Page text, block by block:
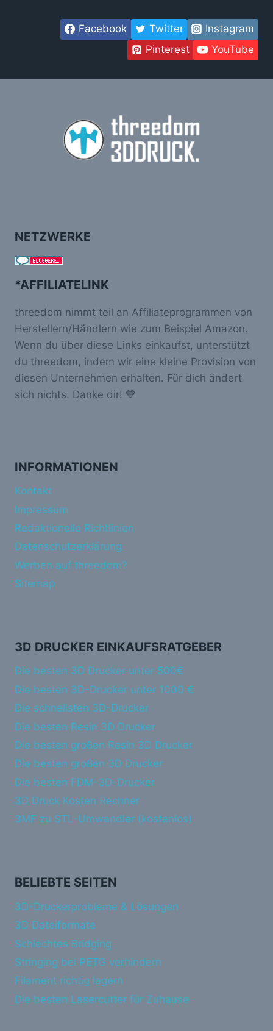
Facebook Twitter
Instagram
Pinterest
YouTube
NETZWERKE
*AFFILIATELINK
threedom nimmt teil an Affiliateprogrammen von
Herstellern/Händlern wie zum Beispiel Amazon.
Wenn du über diese Links einkaufst, unterstützt
du threedom, indem wir eine kleine Provision von
diesen Unternehmen erhalten. Für dich ändert
sich nichts. Danke dir! 💙
INFORMATIONEN
Kontakt
Impressum
Redaktionelle Richtlinien
Datenschutzerklärung
Werben auf threedom?
Sitemap
3D DRUCKER EINKAUFSRATGEBER
Die besten 3D Drucker unter 500€
Die besten 3D-Drucker unter 1000 €
Die schnellsten 3D-Drucker
Die besten Resin 3D Drucker
Die besten großen Resin 3D Drucker
Die besten großen 3D Drucker
Die besten FDM-3D-Drucker
3D Druck Kosten Rechner
3MF zu STL-Umwandler (kostenlos)
BELIEBTE SEITEN
3D-Druckerprobleme & Lösungen
3D Dateiformate
Schlechtes Bridging
Stringing bei PETG verhindern
Filament richtig lagern
Die besten Lasercutter für Zuhause